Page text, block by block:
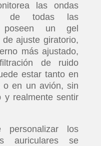
las ondas
de todas las
poseen un gel
ajuste giratorio,
más ajustado,
de ruido
estar tanto en
o en un avión, sin
y realmente sentir
los
auriculares se